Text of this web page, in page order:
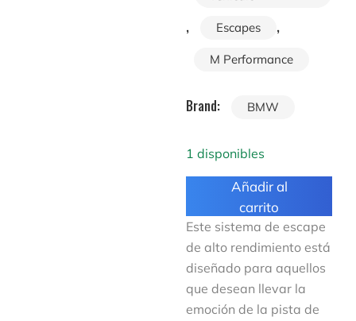
, Escapes ,
M Performance
Brand: BMW
1 disponibles
Añadir al
carrito
Este sistema de escape
de alto rendimiento está
diseñado para aquellos
que desean llevar la
emoción de la pista de